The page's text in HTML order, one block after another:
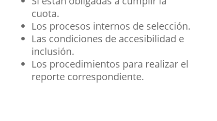
cuota.
Los procesos internos de selección.
Las condiciones de accesibilidad e
inclusión.
Los procedimientos para realizar el
reporte correspondiente.